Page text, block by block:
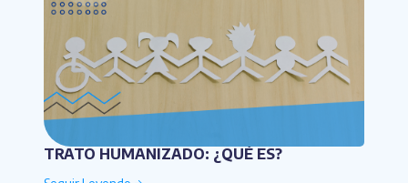
TRATO HUMANIZADO: ¿QUÉ ES?